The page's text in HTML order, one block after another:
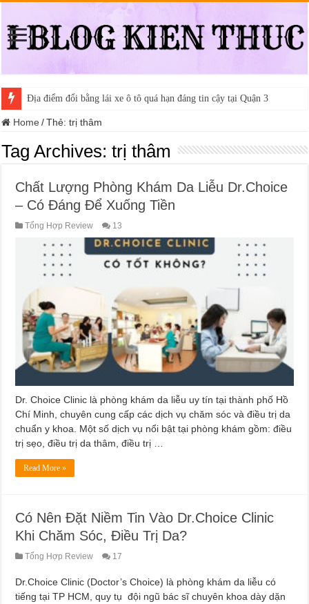
Địa điểm đổi bằng lái xe ô tô quá hạn đáng tin cậy tại Quận 3
Home / Thẻ:trị thâm
Tag Archives:trị thâm
Chất Lượng Phòng Khám Da Liễu Dr.Choice
– Có Đáng Để Xuống Tiền
Tổng Hợp Review 13
Dr. Choice Clinic là phòng khám da liễu uy tín tại thành phố Hồ
Chí Minh, chuyên cung cấp các dịch vụ chăm sóc và điều trị da
chuẩn y khoa. Một số dịch vụ nổi bật tại phòng khám gồm: điều
trị sẹo, điều trị da thâm, điều trị …
Read More »
Có Nên Đặt Niềm Tin Vào Dr.Choice Clinic
Khi Chăm Sóc, Điều Trị Da?
Tổng Hợp Review 17
Dr.Choice Clinic (Doctor’s Choice) là phòng khám da liễu có
tiếng tại TP HCM, quy tụ đội ngũ bác sĩ chuyên khoa dày dặn